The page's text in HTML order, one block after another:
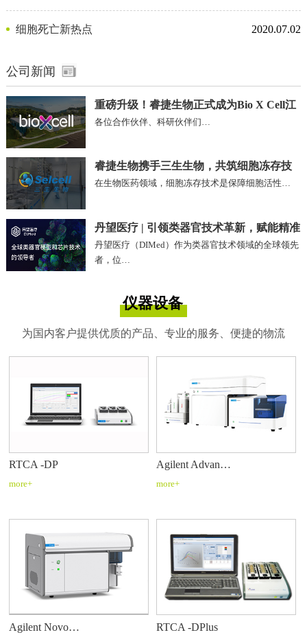
剂
细胞死亡新热点 2020.07.02
公司新闻
重磅升级！睿捷生物正式成为Bio X Cell江
苏、安徽区域独家代理商
各位合作伙伴、科研伙伴们…
睿捷生物携手三生生物，共筑细胞冻存技
术新未来!
在生物医药领域，细胞冻存技术是保障细胞活性…
丹望医疗 | 引领类器官技术革新，赋能精准
医疗未来
丹望医疗（DIMed）作为类器官技术领域的全球领先
者，位…
仪器设备
为国内客户提供优质的产品、专业的服务、便捷的物流
RTCA -DP
more+
Agilent Advan…
more+
Agilent Novo… RTCA -DPlus